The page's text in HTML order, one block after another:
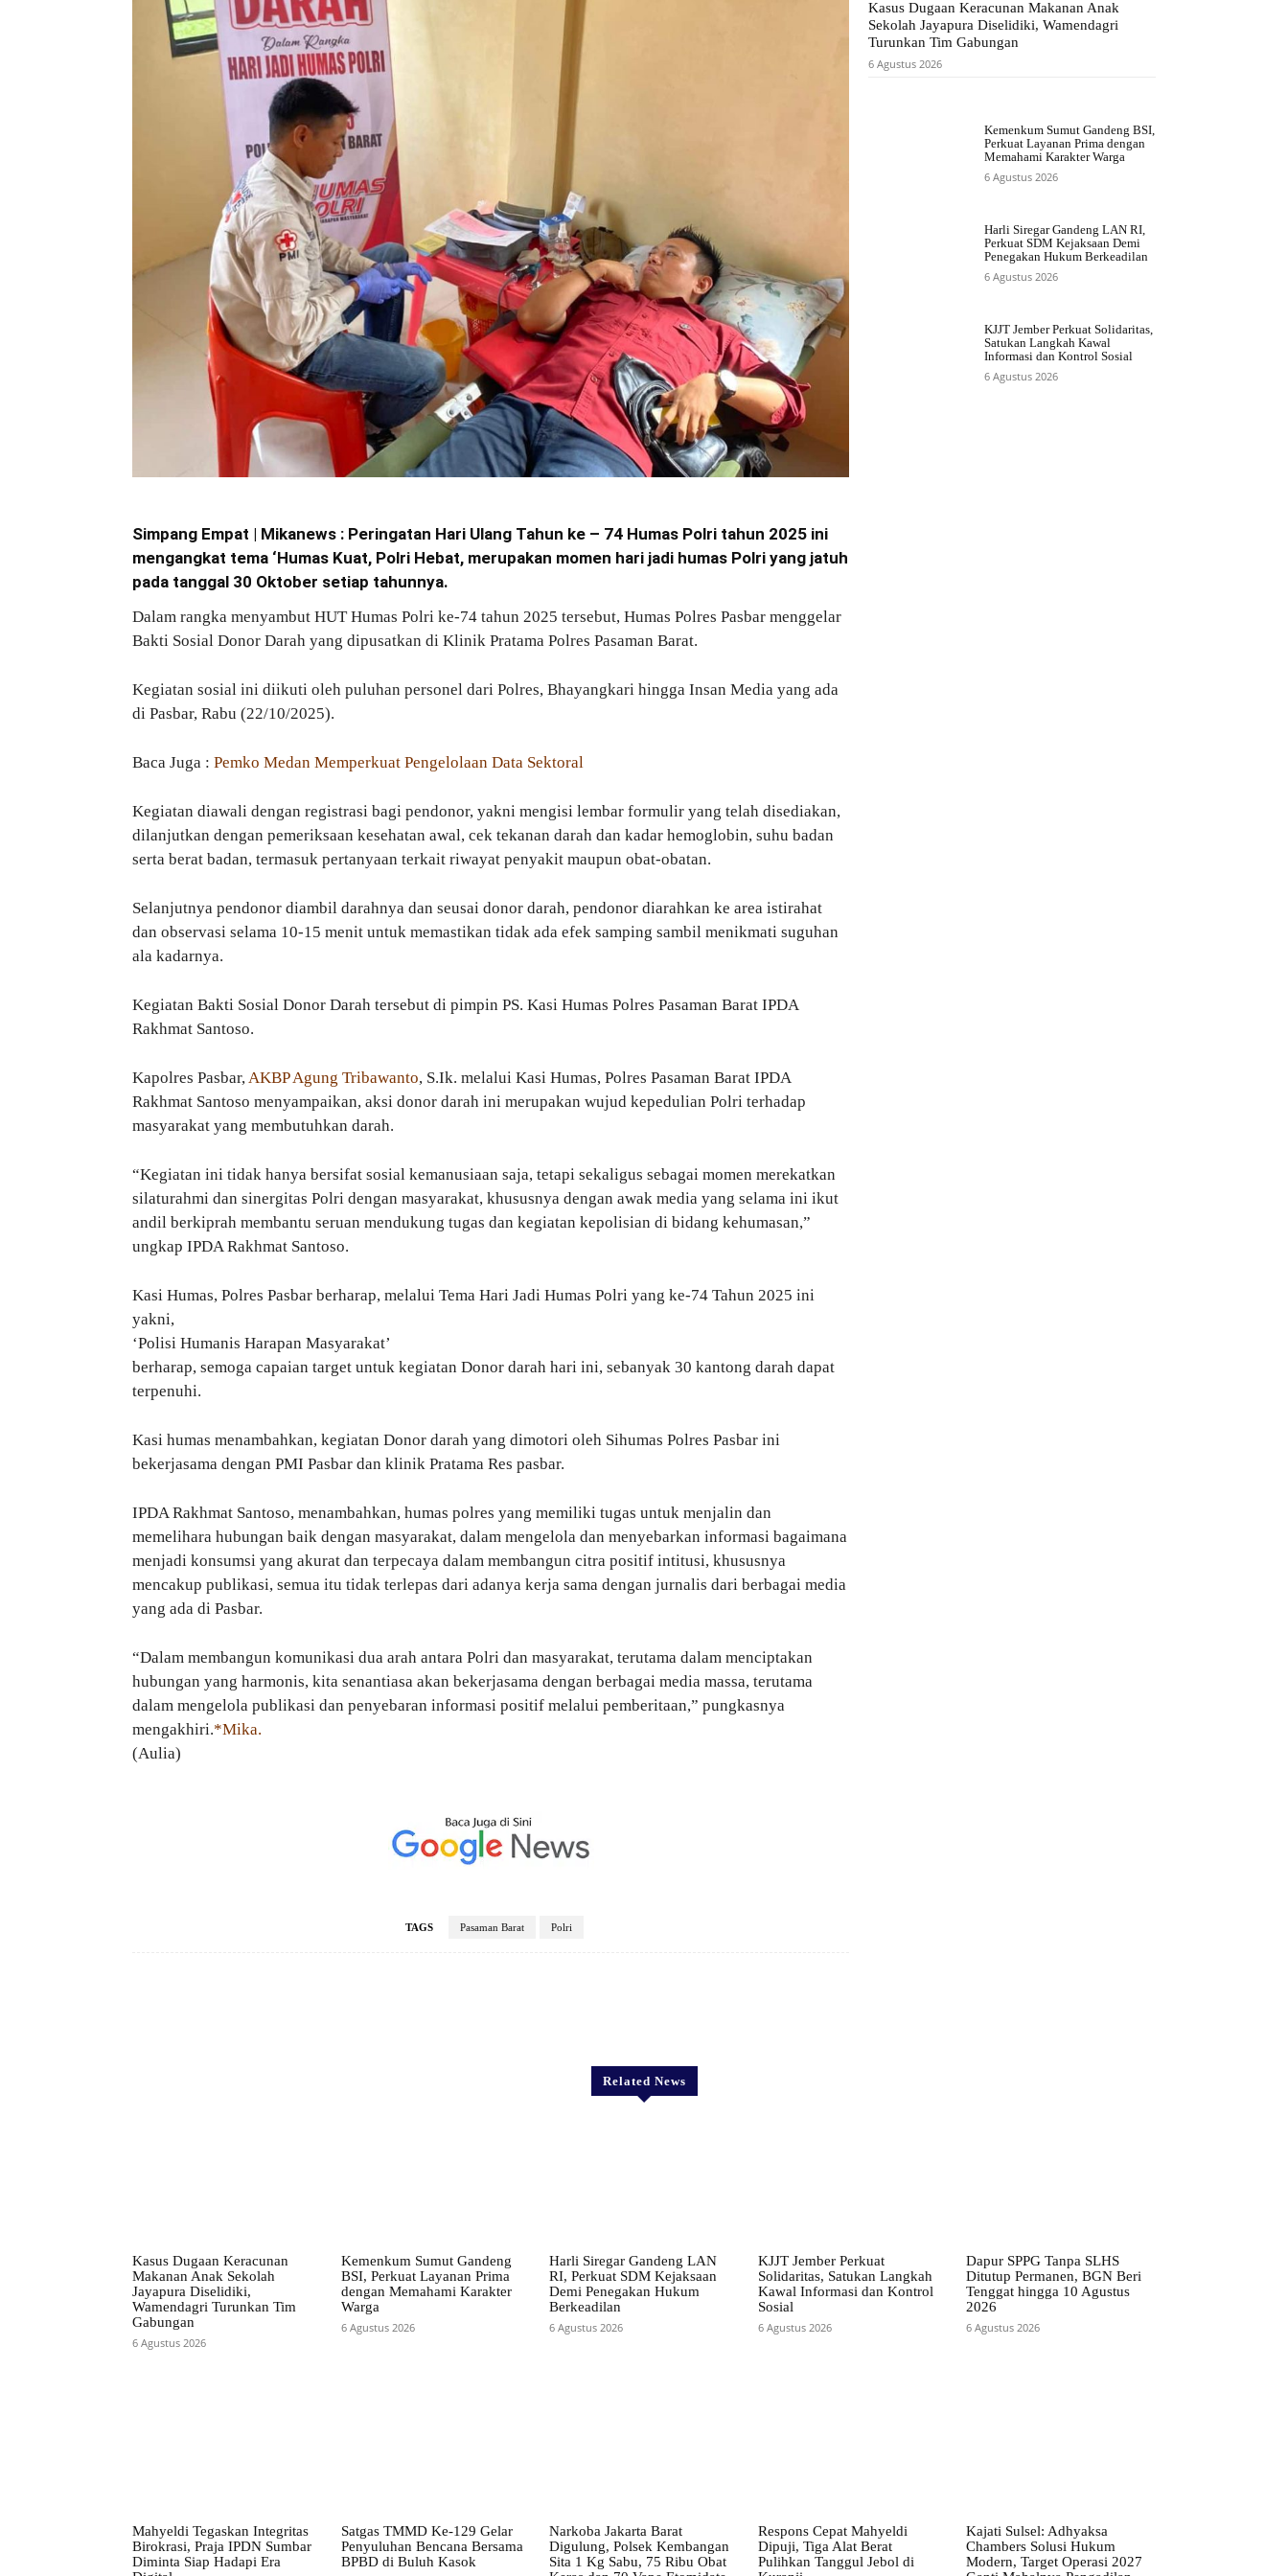
Simpang Empat | Mikanews : Peringatan Hari Ulang Tahun ke – 74 Humas Polri tahun 2025 ini
mengangkat tema ‘Humas Kuat, Polri Hebat, merupakan momen hari jadi humas Polri yang jatuh
pada tanggal 30 Oktober setiap tahunnya.
Dalam rangka menyambut HUT Humas Polri ke-74 tahun 2025 tersebut, Humas Polres Pasbar menggelar
Bakti Sosial Donor Darah yang dipusatkan di Klinik Pratama Polres Pasaman Barat.
Kegiatan sosial ini diikuti oleh puluhan personel dari Polres, Bhayangkari hingga Insan Media yang ada
di Pasbar, Rabu (22/10/2025).
Baca Juga : Pemko Medan Memperkuat Pengelolaan Data Sektoral
Kegiatan diawali dengan registrasi bagi pendonor, yakni mengisi lembar formulir yang telah disediakan,
dilanjutkan dengan pemeriksaan kesehatan awal, cek tekanan darah dan kadar hemoglobin, suhu badan
serta berat badan, termasuk pertanyaan terkait riwayat penyakit maupun obat-obatan.
Selanjutnya pendonor diambil darahnya dan seusai donor darah, pendonor diarahkan ke area istirahat
dan observasi selama 10-15 menit untuk memastikan tidak ada efek samping sambil menikmati suguhan
ala kadarnya.
Kegiatan Bakti Sosial Donor Darah tersebut di pimpin PS. Kasi Humas Polres Pasaman Barat IPDA
Rakhmat Santoso.
Kapolres Pasbar,AKBP Agung Tribawanto, S.Ik. melalui Kasi Humas, Polres Pasaman Barat IPDA
Rakhmat Santoso menyampaikan, aksi donor darah ini merupakan wujud kepedulian Polri terhadap
masyarakat yang membutuhkan darah.
“Kegiatan ini tidak hanya bersifat sosial kemanusiaan saja, tetapi sekaligus sebagai momen merekatkan
silaturahmi dan sinergitas Polri dengan masyarakat, khususnya dengan awak media yang selama ini ikut
andil berkiprah membantu seruan mendukung tugas dan kegiatan kepolisian di bidang kehumasan,”
ungkap IPDA Rakhmat Santoso.
Kasi Humas, Polres Pasbar berharap, melalui Tema Hari Jadi Humas Polri yang ke-74 Tahun 2025 ini
yakni,
‘Polisi Humanis Harapan Masyarakat’
berharap, semoga capaian target untuk kegiatan Donor darah hari ini, sebanyak 30 kantong darah dapat
terpenuhi.
Kasi humas menambahkan, kegiatan Donor darah yang dimotori oleh Sihumas Polres Pasbar ini
bekerjasama dengan PMI Pasbar dan klinik Pratama Res pasbar.
IPDA Rakhmat Santoso, menambahkan, humas polres yang memiliki tugas untuk menjalin dan
memelihara hubungan baik dengan masyarakat, dalam mengelola dan menyebarkan informasi bagaimana
menjadi konsumsi yang akurat dan terpecaya dalam membangun citra positif intitusi, khususnya
mencakup publikasi, semua itu tidak terlepas dari adanya kerja sama dengan jurnalis dari berbagai media
yang ada di Pasbar.
“Dalam membangun komunikasi dua arah antara Polri dan masyarakat, terutama dalam menciptakan
hubungan yang harmonis, kita senantiasa akan bekerjasama dengan berbagai media massa, terutama
dalam mengelola publikasi dan penyebaran informasi positif melalui pemberitaan,” pungkasnya
mengakhiri.*Mika.
(Aulia)
TAGS Pasaman Barat Polri
Kasus Dugaan Keracunan Makanan Anak
Sekolah Jayapura Diselidiki, Wamendagri
Turunkan Tim Gabungan
6 Agustus 2026
Kemenkum Sumut Gandeng BSI,
Perkuat Layanan Prima dengan
Memahami Karakter Warga
6 Agustus 2026
Harli Siregar Gandeng LAN RI,
Perkuat SDM Kejaksaan Demi
Penegakan Hukum Berkeadilan
6 Agustus 2026
KJJT Jember Perkuat Solidaritas,
Satukan Langkah Kawal
Informasi dan Kontrol Sosial
6 Agustus 2026
Related News
Kasus Dugaan Keracunan
Makanan Anak Sekolah
Jayapura Diselidiki,
Wamendagri Turunkan Tim
Gabungan
6 Agustus 2026
Kemenkum Sumut Gandeng
BSI, Perkuat Layanan Prima
dengan Memahami Karakter
Warga
6 Agustus 2026
Harli Siregar Gandeng LAN
RI, Perkuat SDM Kejaksaan
Demi Penegakan Hukum
Berkeadilan
6 Agustus 2026
KJJT Jember Perkuat
Solidaritas, Satukan Langkah
Kawal Informasi dan Kontrol
Sosial
6 Agustus 2026
Dapur SPPG Tanpa SLHS
Ditutup Permanen, BGN Beri
Tenggat hingga 10 Agustus
2026
6 Agustus 2026
Mahyeldi Tegaskan Integritas
Birokrasi, Praja IPDN Sumbar
Diminta Siap Hadapi Era
Satgas TMMD Ke-129 Gelar
Penyuluhan Bencana Bersama
BPBD di Buluh Kasok
Narkoba Jakarta Barat
Digulung, Polsek Kembangan
Sita 1 Kg Sabu, 75 Ribu Obat
Respons Cepat Mahyeldi
Dipuji, Tiga Alat Berat
Pulihkan Tanggul Jebol di
Kajati Sulsel: Adhyaksa
Chambers Solusi Hukum
Modern, Target Operasi 2027